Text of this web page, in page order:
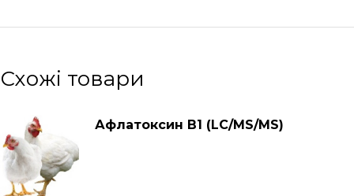
Схожі товари
Афлатоксин В1 (LC/MS/MS)